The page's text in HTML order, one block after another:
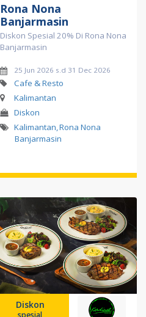
Rona Nona
Banjarmasin
Diskon Spesial 20% Di Rona Nona
Banjarmasin
25 Jun 2026 s.d 31 Dec 2026
Cafe & Resto
Kalimantan
Diskon
Kalimantan,Rona Nona
Banjarmasin
Diskon
spesial